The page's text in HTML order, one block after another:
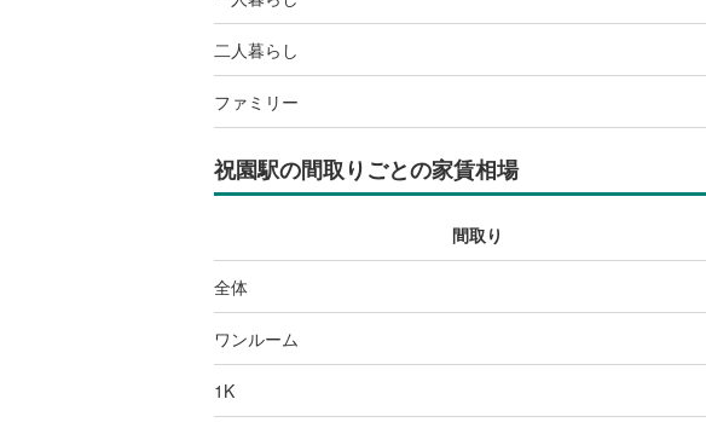
二人暮らし
ファミリー
祝園駅の間取りごとの家賃相場
間取り
全体
ワンルーム
1K